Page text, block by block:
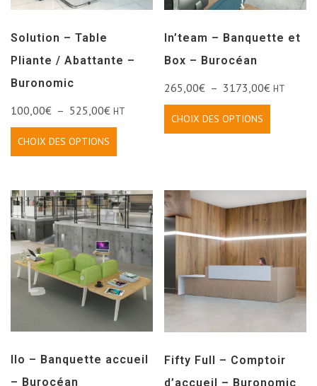
Solution – Table
Pliante / Abattante –
Buronomic
100,00€ – 525,00€ HT
CHOIX DES OPTIONS
In’team – Banquette et
Box – Burocéan
265,00€ – 3173,00€ HT
CHOIX DES OPTIONS
Ilo – Banquette accueil
– Burocéan
Fifty Full – Comptoir
d’accueil – Buronomic